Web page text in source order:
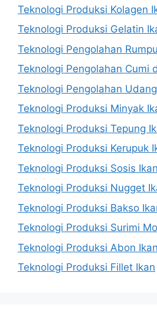
Teknologi Produksi Kolagen
Teknologi Produksi Gelatin
Teknologi Pengolahan
Teknologi Pengolahan Cumi
Teknologi Pengolahan
Teknologi Produksi Minyak
Teknologi Produksi Tepung
Teknologi Produksi Kerupuk
Teknologi Produksi Sosis Ikan
Teknologi Produksi Nugget
Teknologi Produksi Bakso
Teknologi Produksi Surimi
Teknologi Produksi Abon Ikan
Teknologi Produksi Fillet Ikan